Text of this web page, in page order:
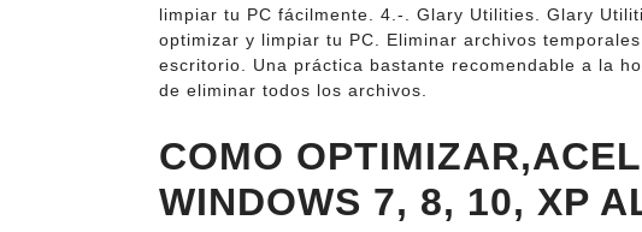
limpiar tu PC fácilmente. 4.-. Glary Utilities. Glary
optimizar y limpiar tu PC. Eliminar archivos
escritorio. Una práctica bastante recomendable a la
de eliminar todos los archivos.
COMO
WINDOWS 7, 8, 10, XP